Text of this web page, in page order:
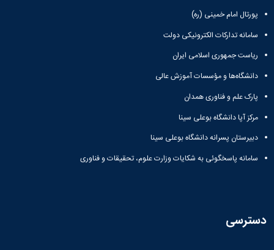
پورتال امام خمینی (ره)
سامانه تدارکات الکترونیکی دولت
ریاست جمهوری اسلامی ایران
دانشگاه‌ها و مؤسسات آموزش عالی
پارک علم و فناوری همدان
مرکز آپا دانشگاه بوعلی سینا
دبیرستان پسرانه دانشگاه بوعلی سینا
سامانه پاسخگوئی به شکایات وزارت علوم، تحقیقات و فناوری
دسترسی